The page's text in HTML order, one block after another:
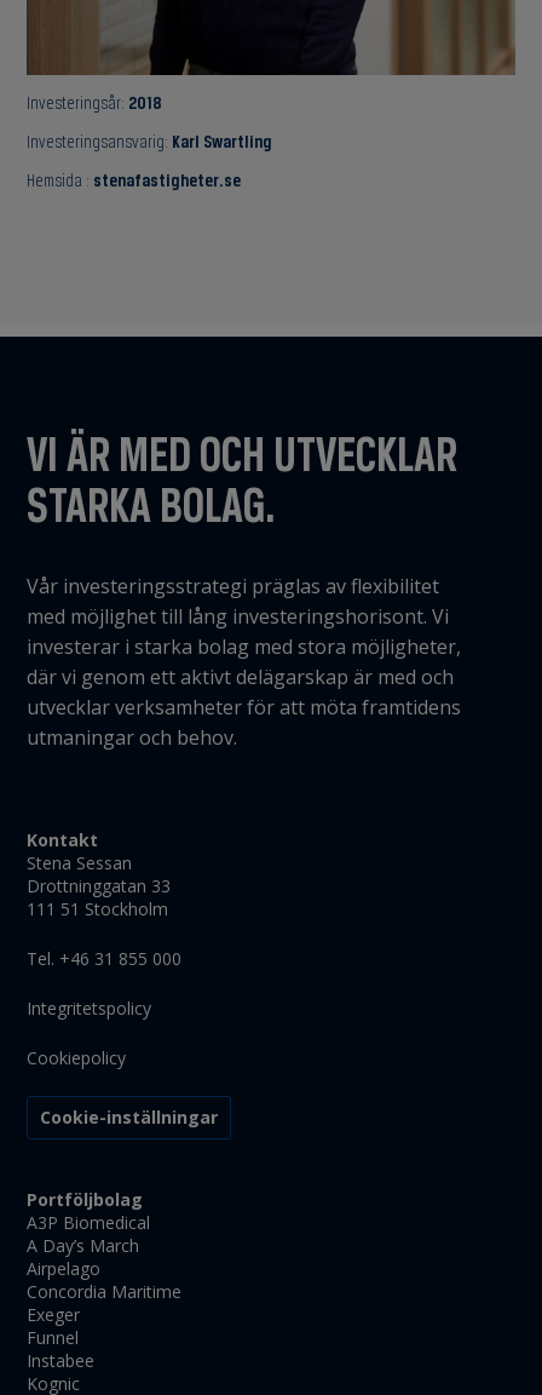
Investeringsår: 2018
Investeringsansvarig: Karl Swartling
Hemsida : stenafastigheter.se
VI ÄR MED OCH UTVECKLAR
STARKA BOLAG.
Vår investeringsstrategi präglas av flexibilitet
med möjlighet till lång investeringshorisont. Vi
investerar i starka bolag med stora möjligheter,
där vi genom ett aktivt delägarskap är med och
utvecklar verksamheter för att möta framtidens
utmaningar och behov.
Kontakt
Stena Sessan
Drottninggatan 33
111 51 Stockholm
Tel. +46 31 855 000
Integritetspolicy
Cookiepolicy
Cookie-inställningar
Portföljbolag
A3P Biomedical
A Day’s March
Airpelago
Concordia Maritime
Exeger
Funnel
Instabee
Kognic